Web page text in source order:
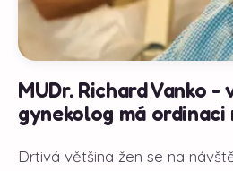
MUDr. Richard Vanko -
gynekolog má ordinaci
Drtivá většina žen se na